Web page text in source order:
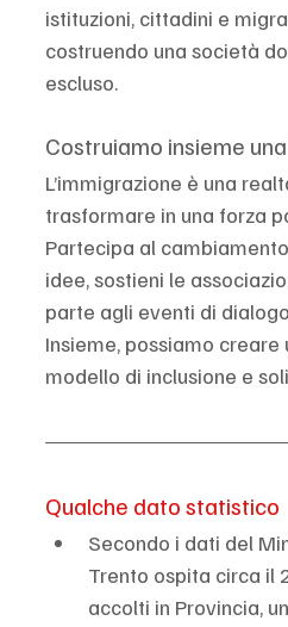
istituzioni, cittadini e
costruendo una società
escluso.
Costruiamo insieme
L’immigrazione è una
trasformare in una forza
Partecipa al
idee, sostieni le
parte agli eventi di
Insieme, possiamo creare
modello di inclusione e
Qualche dato statistico
Secondo i dati del
Trento ospita circa il
accolti in Provincia,